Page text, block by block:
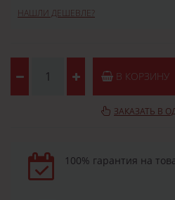
НАШЛИ ДЕШЕВЛЕ?
В КОРЗИНУ
ЗАКАЗАТЬ В
100% гарантия на